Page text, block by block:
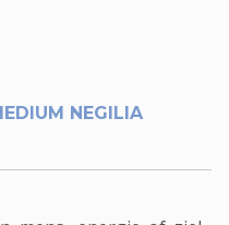
NEGILIA